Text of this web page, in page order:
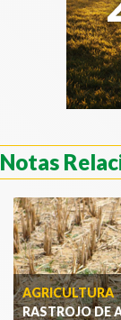
Notas
AGRICULTURA
RASTROJO DE